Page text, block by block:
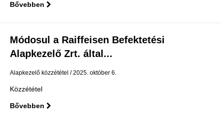
Bővebben
Módosul a Raiffeisen Befektetési
Alapkezelő Zrt. által...
Alapkezelő közzététel 2025. október 6.
Közzététel
Bővebben